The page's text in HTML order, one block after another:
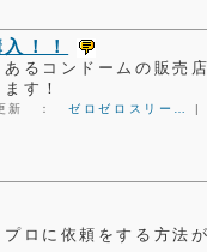
！！
るコンドームの販売
す！
新 ：ゼロゼロスリー…
ロに依頼をする方法